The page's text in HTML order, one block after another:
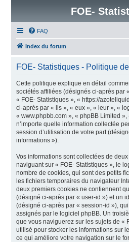
FOE-
FAQ
Index du forum
FOE- Statistiques - Politique
Cette politique explique en détail
sociétés affiliées (désignés ci-après par
« FOE- Statistiques », « https://
ci-après par « ils », « eux », « leur », «
« www.phpbb.com », « phpBB Limited
n’importe quelle information collectée
session d’utilisation de votre part
informations »).
Vos informations sont collectées de
naviguant sur « FOE- Statistiques », le
nombre de cookies, qui sont des petits
les fichiers temporaires du navigateur
deux premiers cookies ne contiennent
(désigné ci-après par « user-id ») et un
(désigné ci-après par « session-id »),
assignés par le logiciel phpBB. Un
que vous naviguerez sur les sujets de «
utilisé pour stocker les informations sur
ce qui améliore votre navigation sur le